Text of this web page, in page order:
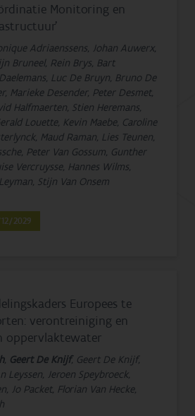
Monitoring en
Adriaenssens, Johan Auwerx,
Bruneel, Rein Brys, Bart
Luc De Bruyn, Bruno De
Marieke Desender, Peter Desmet,
Halfmaerten, Stien Heremans,
Louette, Kevin Maebe, Caroline
Maud Raman, Lies Teunen,
Peter Van Gossum, Gunther
Vercruysse, Hannes Wilms,
Stijn Van Onsem
2029
Europees te
verontreiniging en
oppervlaktewater
, Geert De Knijf, Geert De Knijf,
Leyssen, Jeroen Speybroeck,
Jo Packet, Florian Van Hecke,